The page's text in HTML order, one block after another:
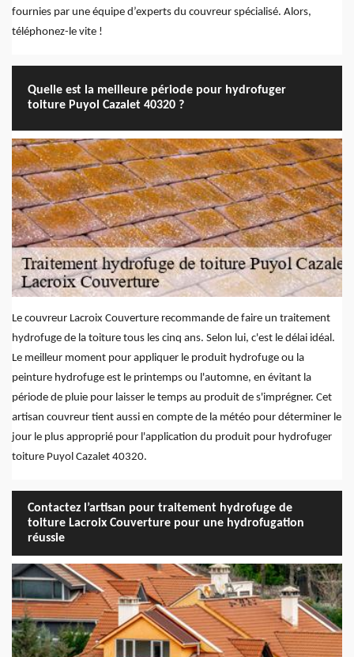
fournies par une équipe d’experts du couvreur spécialisé. Alors,
téléphonez-le vite !
Quelle est la meilleure période pour hydrofuger
toiture Puyol Cazalet 40320 ?
Le couvreur Lacroix Couverture recommande de faire un traitement
hydrofuge de la toiture tous les cinq ans. Selon lui, c'est le délai idéal.
Le meilleur moment pour appliquer le produit hydrofuge ou la
peinture hydrofuge est le printemps ou l'automne, en évitant la
période de pluie pour laisser le temps au produit de s'imprégner. Cet
artisan couvreur tient aussi en compte de la météo pour déterminer le
jour le plus approprié pour l'application du produit pour hydrofuger
toiture Puyol Cazalet 40320.
Contactez l’artisan pour traitement hydrofuge de
toiture Lacroix Couverture pour une hydrofugation
réussie